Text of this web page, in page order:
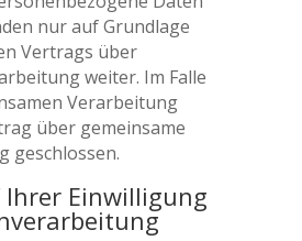
nur auf Grundlage
Vertrags über
weiter. Im Falle
Verarbeitung
über gemeinsame
geschlossen.
Einwilligung